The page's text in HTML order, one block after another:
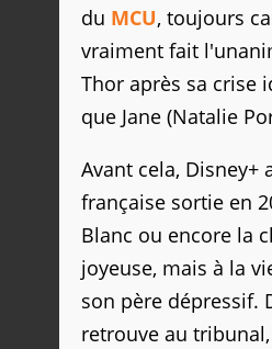
du MCU, toujours
vraiment fait
Thor après sa crise
que Jane (Natalie
Avant cela,
française sortie en
Blanc ou encore la
joyeuse, mais à la
son père dépressif.
retrouve au